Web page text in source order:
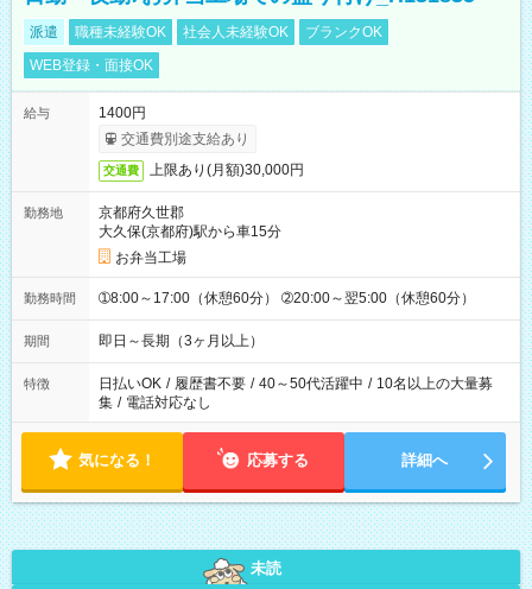
派遣 職種未経験OK 社会人未経験OK
ブランクOK
WEB登録・面接OK
給与
1400円
交通費別途支給あり
交通費 上限あり(月額)30,000円
勤務地
京都府久世郡
大久保(京都府)駅から車15分
お弁当工場
勤務時間 ➀8:00～17:00（休憩60分） ➁20:00～翌5:00（休憩60分）
期間 即日～長期（3ヶ月以上）
特徴 日払いOK / 履歴書不要 / 40～50代活躍中 / 10名以上の大量募
集 / 電話対応なし
気になる！ 応募する 詳細へ
未読